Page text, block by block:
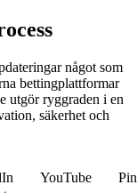
något som
bettingplattformar
utgör ryggraden i en
säkerhet och
YouTube